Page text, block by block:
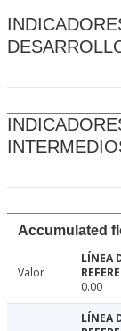
Accumulated
Valor
0.00